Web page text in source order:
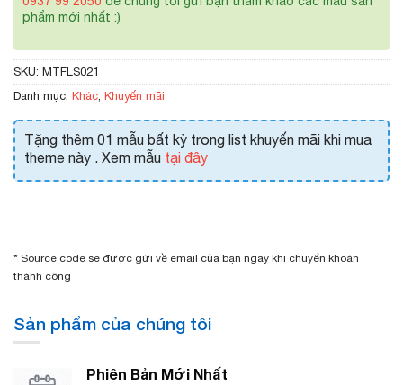
phẩm mới nhất :)
SKU: MTFLS021
Danh mục: Khác Khuyến mãi
Tặng thêm 01 mẫu bất kỳ trong list khuyến mãi khi mua
theme này . Xem mẫu tại đây
* Source code sẽ được gửi về email của bạn ngay khi chuyển khoản
thành công
Sản phẩm của chúng tôi
Phiên Bản Mới Nhất